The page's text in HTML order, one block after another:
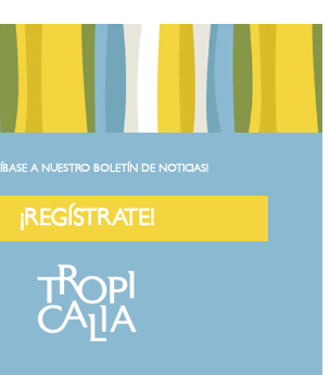
A NUESTRO BOLETÍN DE NOTICIAS!
¡REGÍSTRATE!